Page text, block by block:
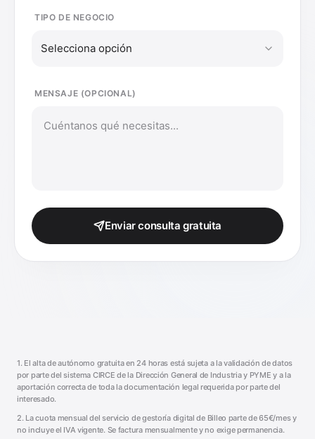
TIPO DE NEGOCIO
Selecciona opción
MENSAJE (OPCIONAL)
Enviar consulta gratuita
1. El alta de autónomo gratuita en 24 horas está sujeta a la validación de datos
por parte del sistema CIRCE de la Dirección General de Industria y PYME y a la
aportación correcta de toda la documentación legal requerida por parte del
interesado.
2. La cuota mensual del servicio de gestoría digital de Billeo parte de 65€/mes y
no incluye el IVA vigente. Se factura mensualmente y no exige permanencia.